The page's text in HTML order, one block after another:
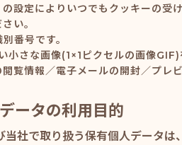
設定によりいつでもクッキーの
い。
番号です。
小さな画像(1×1ピクセルの画像
覧情報／電子メールの開封／プレ
ータの利用目的
社で取り扱う保有個人データ